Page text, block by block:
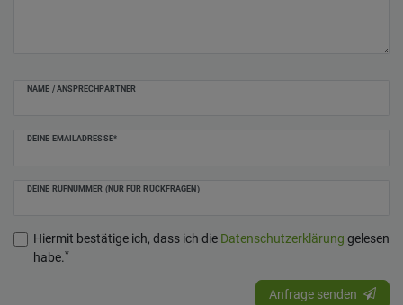
NAME / ANSPRECHPARTNER
DEINE EMAILADRESSE*
DEINE RUFNUMMER (NUR FÜR RÜCKFRAGEN)
Hiermit bestätige ich, dass ich die Daten­schutz­erklärung gelesen
habe.*
Anfrage senden